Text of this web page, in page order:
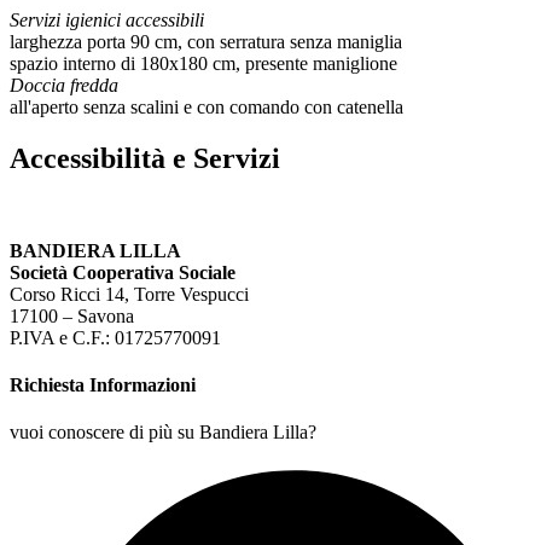
Servizi igienici accessibili
larghezza porta 90 cm, con serratura senza maniglia
spazio interno di 180x180 cm, presente maniglione
Doccia fredda
all'aperto senza scalini e con comando con catenella
Accessibilità e Servizi
BANDIERA LILLA
Società Cooperativa Sociale
Corso Ricci 14, Torre Vespucci
17100 – Savona
P.IVA e C.F.: 01725770091
Richiesta Informazioni
vuoi conoscere di più su Bandiera Lilla?